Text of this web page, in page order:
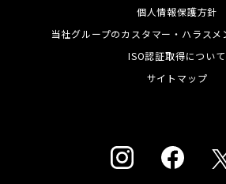
個人情報保護方針
当社グループのカスタマー・ハラス
ISO認証取得について
サイトマップ